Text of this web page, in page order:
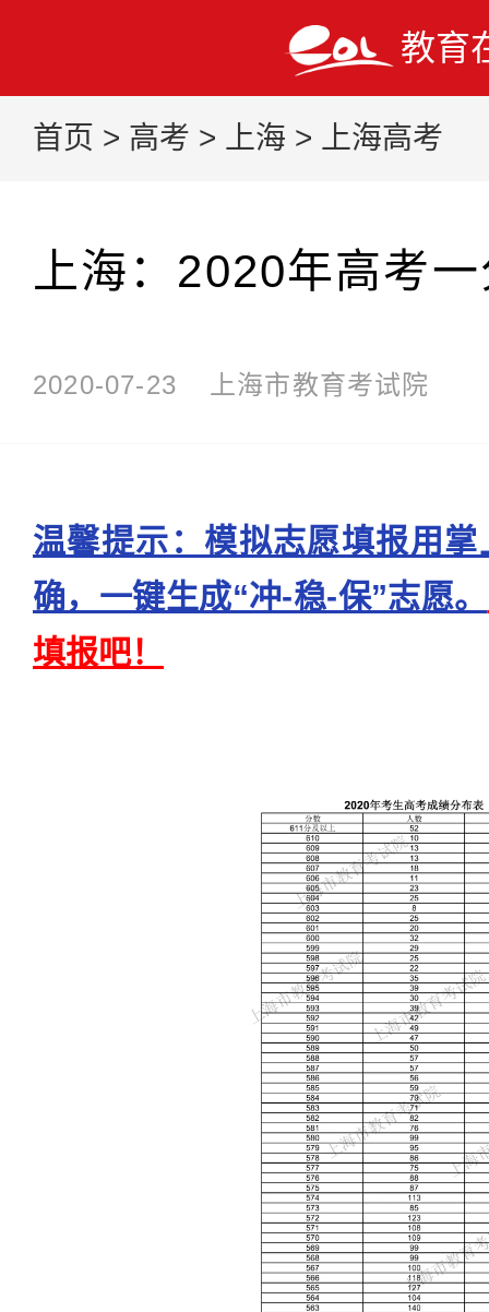
教育
首页 > 高考 > 上海 > 上海高考
上海：2020年高考
2020-07-23 上海市教育考试院
温馨提示：模拟志愿填报用
确，一键生成“冲-稳-保”志愿。
填报吧！